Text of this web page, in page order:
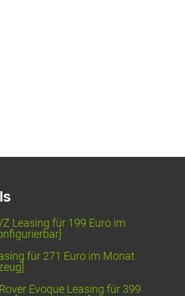
Leasing für 199 Euro im
für 271 Euro im Monat
Evoque Leasing für 399